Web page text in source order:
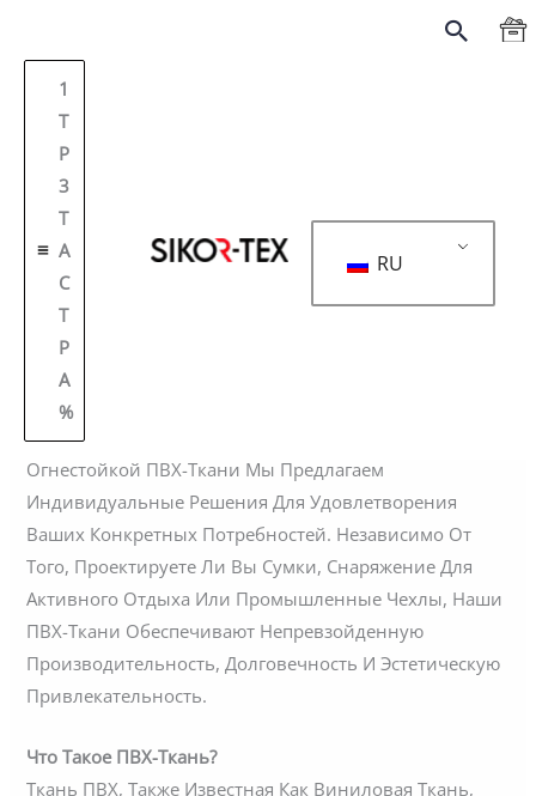
搜
1
T
P
3
Т
А
С
Т
Р
А
%
RU
Ткань ПВХ: Универсальные,
Долговечные И
Настраиваемые Решения От
SIKOR-TEX
МАГАЗИН
SIKOR-TEX — Опытный Производитель ПВХ-Тканей,
Мы Специализируемся На Производстве
Высококачественной ПВХ-Ткани, Универсального И
Прочного Материала, Широко Используемого В
Различных Отраслях Промышленности. От Матовой
ПВХ-Ткани До Глянцевой ПВХ-Покрывающей Ткани И
Огнестойкой ПВХ-Ткани Мы Предлагаем
Индивидуальные Решения Для Удовлетворения
Ваших Конкретных Потребностей. Независимо От
Того, Проектируете Ли Вы Сумки, Снаряжение Для
Активного Отдыха Или Промышленные Чехлы, Наши
ПВХ-Ткани Обеспечивают Непревзойденную
Производительность, Долговечность И Эстетическую
Привлекательность.
Что Такое ПВХ-Ткань?
Ткань ПВХ, Также Известная Как Виниловая Ткань,